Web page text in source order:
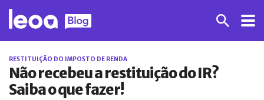
RESTITUIÇÃO DO IMPOSTO DE RENDA
Não recebeu a restituição do IR?
Saiba o que fazer!